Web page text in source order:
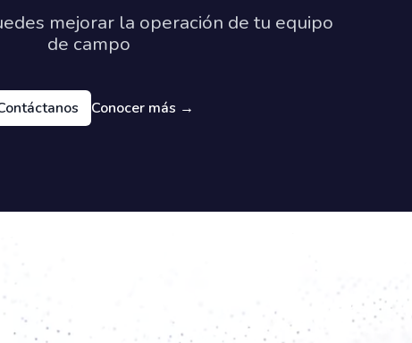
mejorar la operación de tu equipo
de campo
Conocer más →